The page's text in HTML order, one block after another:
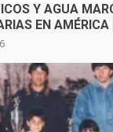
Y AGUA
EN